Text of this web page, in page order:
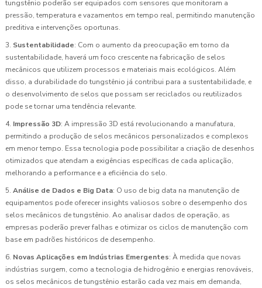
tungstênio poderão ser equipados com sensores que monitoram a
pressão, temperatura e vazamentos em tempo real, permitindo manutenção
preditiva e intervenções oportunas.
3. Sustentabilidade: Com o aumento da preocupação em torno da
sustentabilidade, haverá um foco crescente na fabricação de selos
mecânicos que utilizem processos e materiais mais ecológicos. Além
disso, a durabilidade do tungstênio já contribui para a sustentabilidade, e
o desenvolvimento de selos que possam ser reciclados ou reutilizados
pode se tornar uma tendência relevante.
4. Impressão 3D: A impressão 3D está revolucionando a manufatura,
permitindo a produção de selos mecânicos personalizados e complexos
em menor tempo. Essa tecnologia pode possibilitar a criação de desenhos
otimizados que atendam a exigências específicas de cada aplicação,
melhorando a performance e a eficiência do selo.
5. Análise de Dados e Big Data: O uso de big data na manutenção de
equipamentos pode oferecer insights valiosos sobre o desempenho dos
selos mecânicos de tungstênio. Ao analisar dados de operação, as
empresas poderão prever falhas e otimizar os ciclos de manutenção com
base em padrões históricos de desempenho.
6. Novas Aplicações em Indústrias Emergentes: À medida que novas
indústrias surgem, como a tecnologia de hidrogênio e energias renováveis,
os selos mecânicos de tungstênio estarão cada vez mais em demanda,